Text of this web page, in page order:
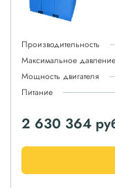
Производительность
Максимальное давление
Мощность двигателя
Питание
2 630 364